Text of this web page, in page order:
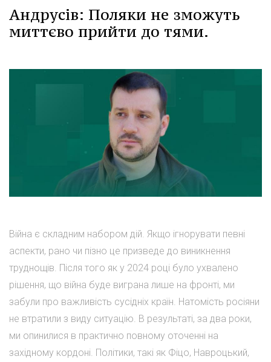
Андрусів: Поляки не зможуть
миттєво прийти до тями.
Війна є складним набором дій. Якщо ігнорувати певні
аспекти, рано чи пізно це призведе до виникнення
труднощів. Після того як у 2024 році було ухвалено
рішення, що війна буде виграна лише на фронті, ми
забули про важливість сусідніх країн. Натомість росіяни
не втратили з виду ситуацію. В результаті, за два роки,
ми опинилися в практично повному оточенні на
західному кордоні. Політики, такі як Фіцо, Навроцький,